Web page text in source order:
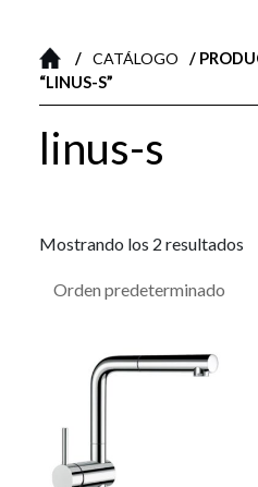
e
p
o
d
c
/ CATÁLOGO
/
“LINUS-S”
linus-s
Mostrando los 2 resultados